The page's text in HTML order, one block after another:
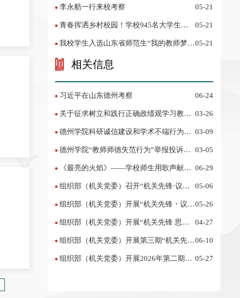
李永舫一行来校考察 05-21
青春挥洒乡村校园！学校945名大学生赴
05-21
我校学生入选山东省师范生“我的教师梦”
05-21
相关信息
习近平在山东德州考察 06-24
关于征求树立和践行正确政绩观学习教育
03-26
德州学院科研诚信建设和学术不端行为举
03-09
德州学院“教师师德失范行为”举报投诉电
03-05
《最亮的火焰》——学校师生用歌声献礼
06-29
组织部（机关党委）召开“机关先锋·议事
05-06
组织部（机关党委）开展“机关先锋・议事
05-26
组织部（机关党委）开展“机关先锋 思享
04-27
组织部（机关党委）开展第三期“机关先
06-10
组织部（机关党委）开展2026年第二期
05-27